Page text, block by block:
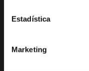
Estadística
Marketing
PLAYAS Y CALAS